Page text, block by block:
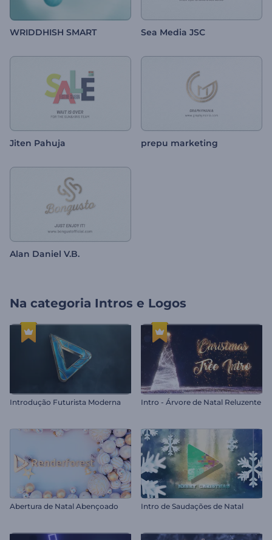
WRIDDHISH SMART Sea Media JSC
Jiten Pahuja prepu marketing
Alan Daniel V.B.
Na categoria Intros e Logos
Introdução Futurista Moderna Intro - Árvore de Natal Reluzente
Abertura de Natal Abençoado Intro de Saudações de Natal